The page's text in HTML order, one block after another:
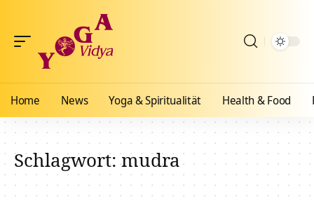
Home News Yoga & Spiritualität Health & Food
Schlagwort:mudra